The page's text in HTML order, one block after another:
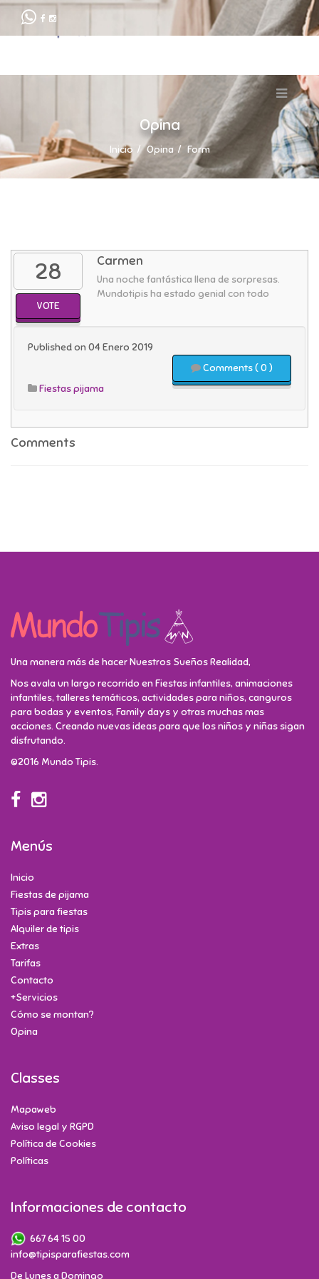
Opina
Inicio Opina Form
28
VOTE
Carmen
Una noche fantástica llena de sorpresas.
Mundotipis ha estado genial con todo
Published on 04 Enero 2019
Comments ( 0 )
Fiestas pijama
Comments
Una manera más de hacer Nuestros Sueños Realidad,
Nos avala un largo recorrido en Fiestas infantiles, animaciones
infantiles, talleres temáticos, actividades para niños, canguros
para bodas y eventos, Family days y otras muchas mas
acciones. Creando nuevas ideas para que los niños y niñas sigan
disfrutando.
©2016 Mundo Tipis.
Menús
Inicio
Fiestas de pijama
Tipis para fiestas
Alquiler de tipis
Extras
Tarifas
Contacto
+Servicios
Cómo se montan?
Opina
Classes
Mapaweb
Aviso legal y RGPD
Política de Cookies
Políticas
Informaciones de contacto
667 64 15 00
info@tipisparafiestas.com
De Lunes a Domingo